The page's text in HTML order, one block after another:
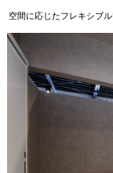
空間に応じたフレキシブ